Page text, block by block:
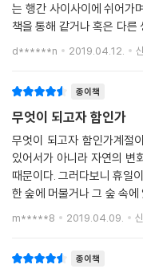
는 행간 사이사이에 쉬어가
책을 통해 같거나 혹은 다른
의 책은 후자에 속한다.저
d******n 2019.04.12.
종이책
무엇이 되고자 함인가
무엇이 되고자 함인가계절
있어서가 아니라 자연의 변
때문이다. 그러다보니 휴일
한 숲에 머물거나 그 숲 속에
m*****8 2019.04.09.
종이책